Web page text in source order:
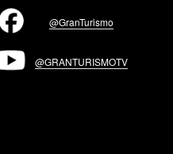
@GranTurismo
@GRANTURISMOTV